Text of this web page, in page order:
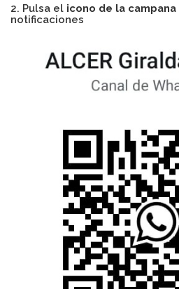
2. Pulsa el icono de la campana
notificaciones